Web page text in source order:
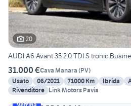
20
AUDI A6 Avant 35 2.0 TDI S tronic
31.000 €Cava Manara (PV)
Usato
06/2021 71000 Km Ibrida
Rivenditore Link Motors Pavia